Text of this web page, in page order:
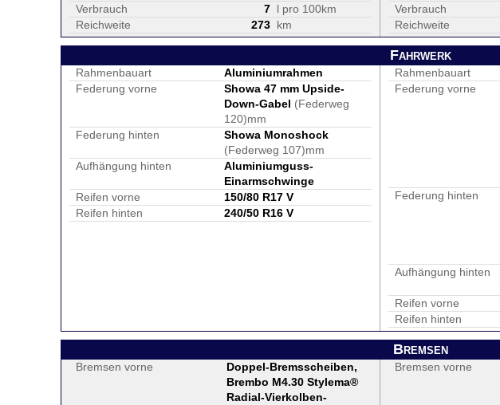
Verbrauch
7 l pro 100km
Reichweite
273 km
Verbrauch
Reichweite
Fahrwerk
Rahmenbauart
Aluminiumrahmen
Federung vorne
Showa 47 mm Upside-
Down-Gabel (Federweg
120)mm
Federung hinten
Showa Monoshock
(Federweg 107)mm
Aufhängung hinten
Aluminiumguss-
Einarmschwinge
Reifen vorne
150/80 R17 V
Reifen hinten
240/50 R16 V
Rahmenbauart
Federung vorne
Federung hinten
Aufhängung hinten
Reifen vorne
Reifen hinten
Bremsen
Bremsen vorne
Doppel-Bremsscheiben,
Brembo M4.30 Stylema®
Radial-Vierkolben-
Bremsen vorne